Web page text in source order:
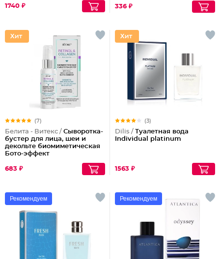
1740 ₽ 336 ₽
(7)
Белита - Витекс / Сыворотка-
бустер для лица, шеи и
декольте биомиметическая
Бото-эффект
683 ₽
(3)
Dilis / Туалетная вода
Individual platinum
1563 ₽
Рекомендуем Рекомендуем